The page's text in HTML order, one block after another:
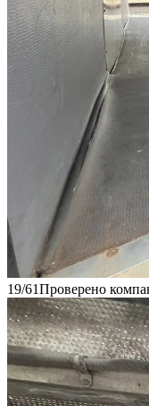
19/61Проверено